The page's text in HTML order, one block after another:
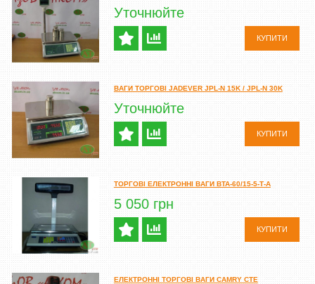
Уточнюйте
КУПИТИ
ВАГИ ТОРГОВІ JADEVER JPL-N 15K / JPL-N 30K
Уточнюйте
КУПИТИ
ТОРГОВІ ЕЛЕКТРОННІ ВАГИ ВТА-60/15-5-Т-А
5 050 грн
КУПИТИ
ЕЛЕКТРОННІ ТОРГОВІ ВАГИ CAMRY CTE